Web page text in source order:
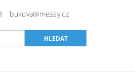
bukova@messy.cz